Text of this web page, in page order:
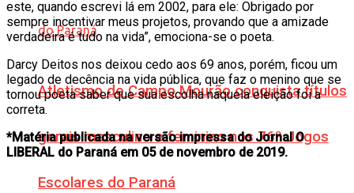
Atletismo de Campo Mourão conquista títulos
gerais masculino e feminino nos 76º Jogos
Escolares do Paraná
este, quando escrevi lá em 2002, para ele: Obrigado por
sempre incentivar meus projetos, provando que a amizade
verdadeira é tudo na vida”, emociona-se o poeta.
Darcy Deitos nos deixou cedo aos 69 anos, porém, ficou um
legado de decência na vida pública, que faz o menino que se
tornou poeta saber que sua escolha naquela eleição foi a
correta.
*Matéria publicada na versão impressa do Jornal O
LIBERAL do Paraná em 05 de novembro de 2019.